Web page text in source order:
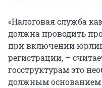
«Налоговая служба
должна проводить
при включении
регистрации, –
госструктурам это
должным основанием